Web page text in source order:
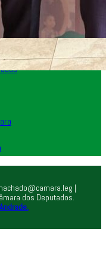
|
dos Deputados.